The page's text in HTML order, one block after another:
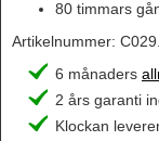
80 timmars
Artikelnummer:
6 månaders
2 års garanti
Klockan